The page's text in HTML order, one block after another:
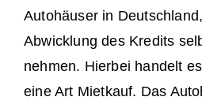
Autohäuser in
Abwicklung des Kredits
nehmen. Hierbei handelt
eine Art Mietkauf. Das